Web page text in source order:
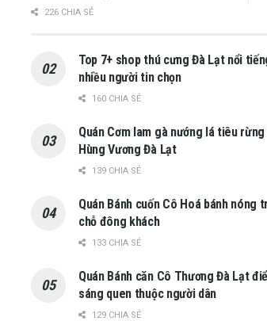
226 CHIA SẺ
Top 7+ shop thú cưng Đà Lạt nổi
nhiều người tin chọn
160 CHIA SẺ
Quán Cơm lam gà nướng lá tiêu rừng
Hùng Vương Đà Lạt
139 CHIA SẺ
Quán Bánh cuốn Cô Hoá bánh nóng
chỗ đông khách
133 CHIA SẺ
Quán Bánh căn Cô Thương Đà Lạt
sáng quen thuộc người dân
129 CHIA SẺ